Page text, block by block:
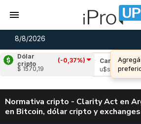
8/8/2026
Dólar
cripto
(-0,37%)
$ 1570,19
(2,74%)
Cardano
(0,84%)
u$s 0,20
ALERTA
Normativa cripto - Clarity Act en
en Bitcoin, dólar cripto y exchanges